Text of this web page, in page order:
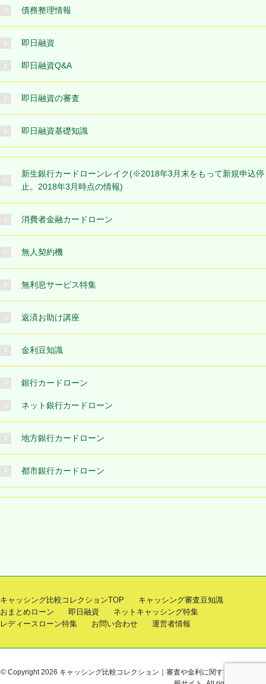
債務整理情報
即日融資
即日融資Q&A
即日融資の審査
即日融資基礎知識
新生銀行カードローンレイク(※2018年3月末をもって新規申込停
止。2018年3月時点の情報)
消費者金融カードローン
無人契約機
無利息サービス特集
返済お助け講座
金利豆知識
銀行カードローン
ネット銀行カードローン
地方銀行カードローン
都市銀行カードローン
キャッシング比較コレクションTOP
キャッシング審査豆知識
おまとめローン
即日融資
ネットキャッシング特集
レディースローン特集
お問い合わせ 運営者情報
© Copyright 2026 キャッシング比較コレクション｜審査や金利に関するお役立ち情